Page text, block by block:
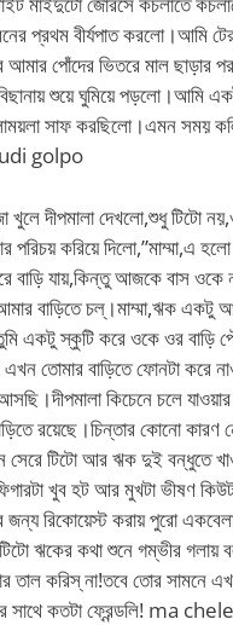
প্রথম বীর্যপাত করলো।আমি
আমার পোঁদের ভিতরে মাল
শুয়ে ঘুমিয়ে পড়লো।আমি
সাফ করছিলো।এমন সময়
golpo
খুলে দীপমালা দেখলো,শুধু টিটো
পরিচয় করিয়ে
বাড়ি যায়,কিন্তু আজকে বাস
বাড়িতে চল্।মাম্মা,ঋক একটু
একটু স্কুটি করে ওকে ওর বাড়ি
তোমার বাড়িতে ফোনটা করে
আসছি।দীপমালা কিচেনে চলে
রয়েছে।চিন্তার কোনো কারণ
টিটো আর ঋক দুই বন্ধুতে
খুব হট আর মুখটা ভীষণ
জন্য রিকোয়েস্ট করায় পুরো
ঋকের কথা শুনে গম্ভীর
তাল করিস্ না!তবে তোর সামনে
সাথে কতটা ফ্রেন্ডলি! ma